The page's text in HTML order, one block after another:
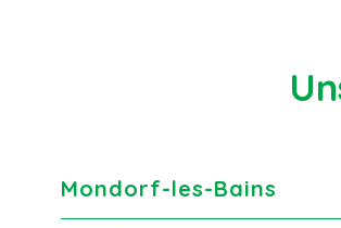
Mondorf-les-Bains